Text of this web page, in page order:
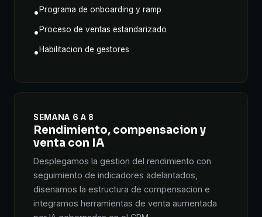
•Programa de onboarding y ramp
•Proceso de ventas estandarizado
•Habilitacion de gestores
SEMANA 6 A 8
Rendimiento, compensacion y
venta con IA
Desplegamos la gestion del rendimiento con
seguimiento de indicadores adelantados,
disenamos la estructura de compensacion e
integramos herramientas de venta aumentada